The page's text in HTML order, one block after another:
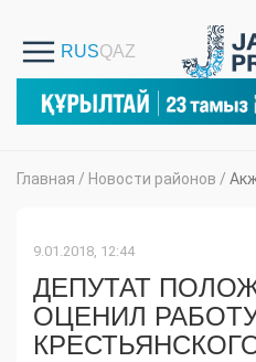
Главная / Новости районов /
9.01.2018, 12:44
ДЕПУТАТ
ОЦЕНИЛ